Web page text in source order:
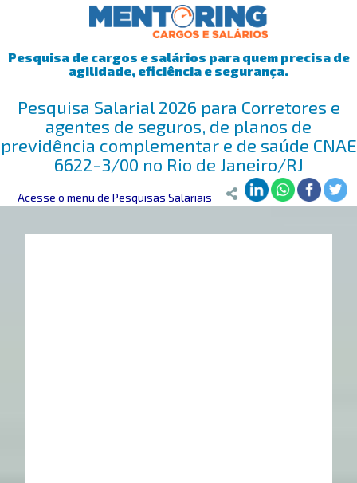
Pesquisa de cargos e salários para quem precisa de
agilidade, eficiência e segurança.
Pesquisa Salarial 2026 para Corretores e
agentes de seguros, de planos de
previdência complementar e de saúde CNAE
6622-3/00 no Rio de Janeiro/RJ
Mentoring>Pesquisa Salarial>Rio de Janeiro/RJ>Corretores e
Acesse o menu de Pesquisas Salariais